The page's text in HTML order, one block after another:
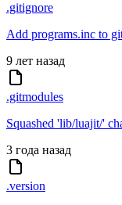
.gitignore
Add programs.inc to
9 лет назад
.gitmodules
Squashed 'lib/luajit/'
3 года назад
.version